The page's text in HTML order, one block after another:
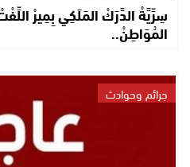
سِرِّيَّةْ الدَّرَكْ المَلَكِي بِمِيرْ
المُوَاطِنْ..
جرائم وحوادث